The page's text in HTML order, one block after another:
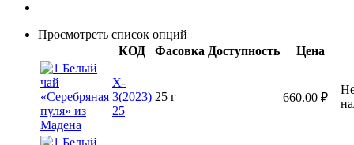
Просмотреть список опций
КОД
Фасовка Доступность Цена
X-
3(2023)
25
25 г 660.00 ₽